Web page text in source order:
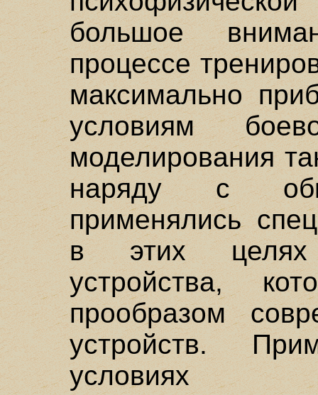
большое
процессе
максимально
условиям
моделирования
наряду с
применялись
в этих целях
устройства,
прообразом
устройств.